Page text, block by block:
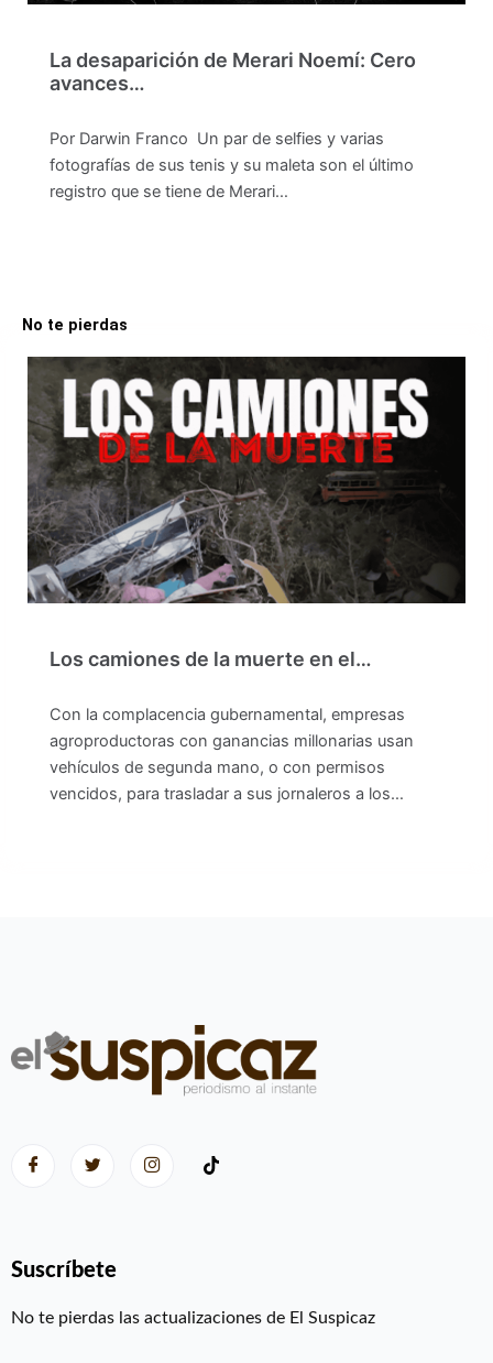
La desaparición de Merari Noemí: Cero
avances…
Por Darwin Franco Un par de selfies y varias
fotografías de sus tenis y su maleta son el último
registro que se tiene de Merari…
No te pierdas
Los camiones de la muerte en el…
Con la complacencia gubernamental, empresas
agroproductoras con ganancias millonarias usan
vehículos de segunda mano, o con permisos
vencidos, para trasladar a sus jornaleros a los…
Suscríbete
No te pierdas las actualizaciones de El Suspicaz